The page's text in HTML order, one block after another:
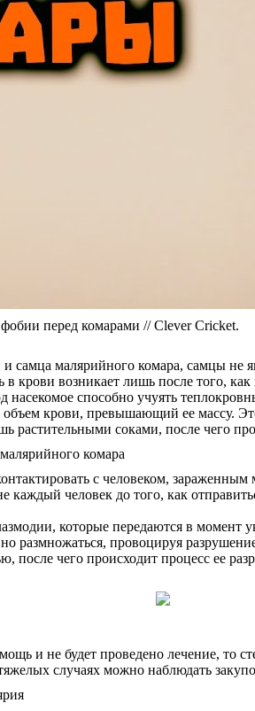
перед комарами // Clever Cricket.
малярийного комара, самцы не
в крови возникает лишь после того,
способно учуять
крови, превышающий ее массу.
растительными соками, после чего
с человеком,
человек до того, как
которые передаются в момент
размножаться, провоцируя
после чего происходит процесс ее
и не будет проведено лечение, то
случаях можно наблюдать